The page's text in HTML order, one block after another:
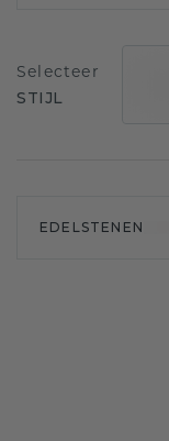
Selecteer
STIJL
EDELSTENEN